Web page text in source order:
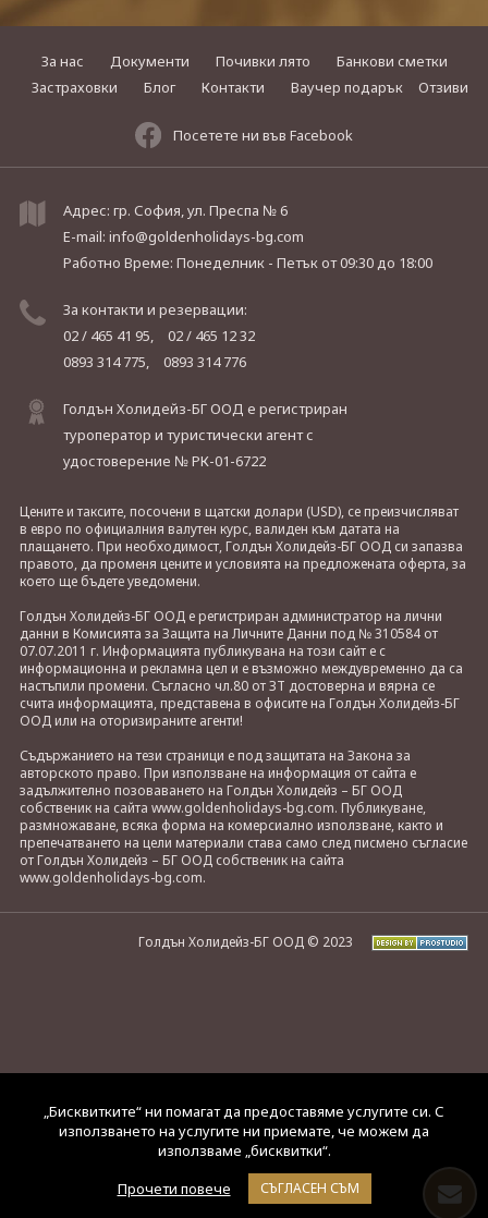
За нас Документи Почивки лято
Банкови сметки
Застраховки
Блог Контакти Ваучер подарък Отзиви
Посетете ни във Facebook
Адрес: гр. София, ул. Преспа № 6
E-mail: info@goldenholidays-bg.com
Работно Време: Понеделник - Петъкот 09:30 до 18:00
За контакти и резервации:
02 / 465 41 95,
02 / 465 12 32
0893 314 775,
0893 314 776
Голдън Холидейз-БГ ООД е регистриран
туроператор и туристически агент с
удостоверение № РК-01-6722
Цените и таксите, посочени в щатски долари (USD), се преизчисляват
в евро по официалния валутен курс, валиден към датата на
плащането. При необходимост, Голдън Холидейз-БГ ООД си запазва
правото, да променя цените и условията на предложената оферта, за
което ще бъдете уведомени.
Голдън Холидейз-БГ ООД е регистриран администратор на лични
данни в Комисията за Защита на Личните Данни под № 310584 от
07.07.2011 г. Информацията публикувана на този сайт е с
информационна и рекламна цел и е възможно междувременно да са
настъпили промени. Съгласно чл.80 от ЗТ достоверна и вярна се
счита информацията, представена в офисите на Голдън Холидейз-БГ
ООД или на оторизираните агенти!
Съдържанието на тези страници е под защитата на Закона за
авторското право. При използване на информация от сайта е
задължително позоваването на Голдън Холидейз – БГ ООД
собственик на сайта www.goldenholidays-bg.com. Публикуване,
размножаване, всяка форма на комерсиално използване, както и
препечатването на цели материали става само след писмено съгласие
от Голдън Холидейз – БГ ООД собственик на сайта
www.goldenholidays-bg.com.
Голдън Холидейз-БГ ООД © 2023
„Бисквитките“ ни помагат да предоставяме услугите си. С
използването на услугите ни приемате, че можем да
използваме „бисквитки“.
Прочети повече
СЪГЛАСЕН СЪМ